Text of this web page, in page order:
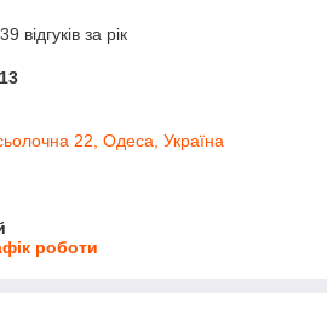
відгуків за рік
22, Одеса, Україна
роботи